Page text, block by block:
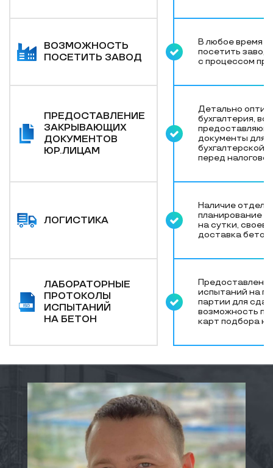
ВОЗМОЖНОСТЬ
ПОСЕТИТЬ ЗАВОД
В любое время
посетить завод
с процессом
ПРЕДОСТАВЛЕНИЕ
ЗАКРЫВАЮЩИХ
ДОКУМЕНТОВ
ЮР.ЛИЦАМ
Детально
бухгалтерия,
документы для
бухгалтерской
перед налоговой
ЛОГИСТИКА
Наличие отдела
планирование
на сутки,
доставка
ЛАБОРАТОРНЫЕ
ПРОТОКОЛЫ
ИСПЫТАНИЙ
НА БЕТОН
испытаний на
партии для
возможность
карт подбора